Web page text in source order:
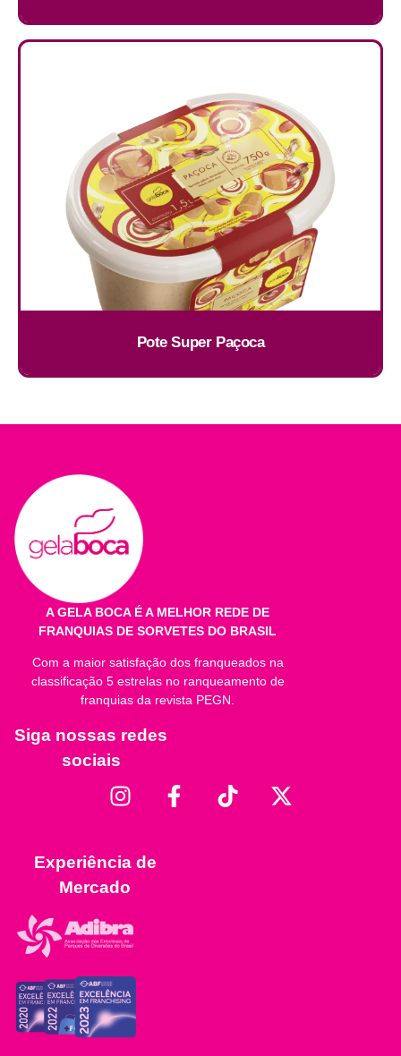
Pote Super Paçoca
A GELA BOCA É A MELHOR REDE DE
FRANQUIAS DE SORVETES DO BRASIL
Com a maior satisfação dos franqueados na
classificação 5 estrelas no ranqueamento de
franquias da revista PEGN.
Siga nossas redes
sociais
Experiência de
Mercado